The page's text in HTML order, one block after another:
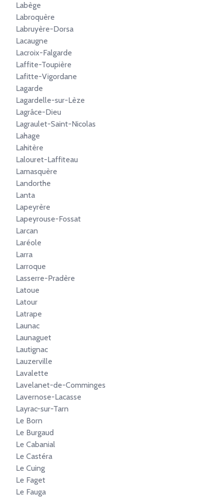
Labège
Labroquère
Labruyère-Dorsa
Lacaugne
Lacroix-Falgarde
Laffite-Toupière
Lafitte-Vigordane
Lagarde
Lagardelle-sur-Lèze
Lagrâce-Dieu
Lagraulet-Saint-Nicolas
Lahage
Lahitère
Lalouret-Laffiteau
Lamasquère
Landorthe
Lanta
Lapeyrère
Lapeyrouse-Fossat
Larcan
Laréole
Larra
Larroque
Lasserre-Pradère
Latoue
Latour
Latrape
Launac
Launaguet
Lautignac
Lauzerville
Lavalette
Lavelanet-de-Comminges
Lavernose-Lacasse
Layrac-sur-Tarn
Le Born
Le Burgaud
Le Cabanial
Le Castéra
Le Cuing
Le Faget
Le Fauga